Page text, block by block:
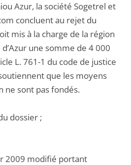
Azur, la société Sogetrel et
concluent au rejet du
mis à la charge de la région
une somme de 4 000
L. 761-1 du code de justice
que les moyens
ne sont pas fondés.
dossier ;
2009 modifié portant